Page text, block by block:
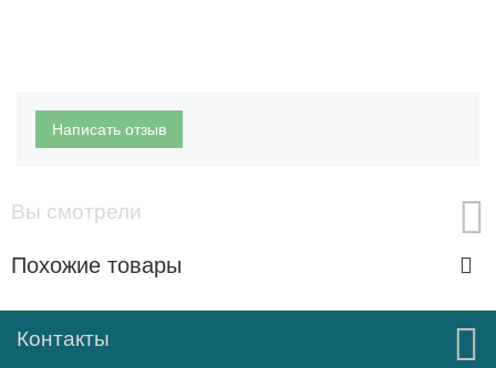
Написать отзыв
Вы смотрели
Похожие товары
Контакты